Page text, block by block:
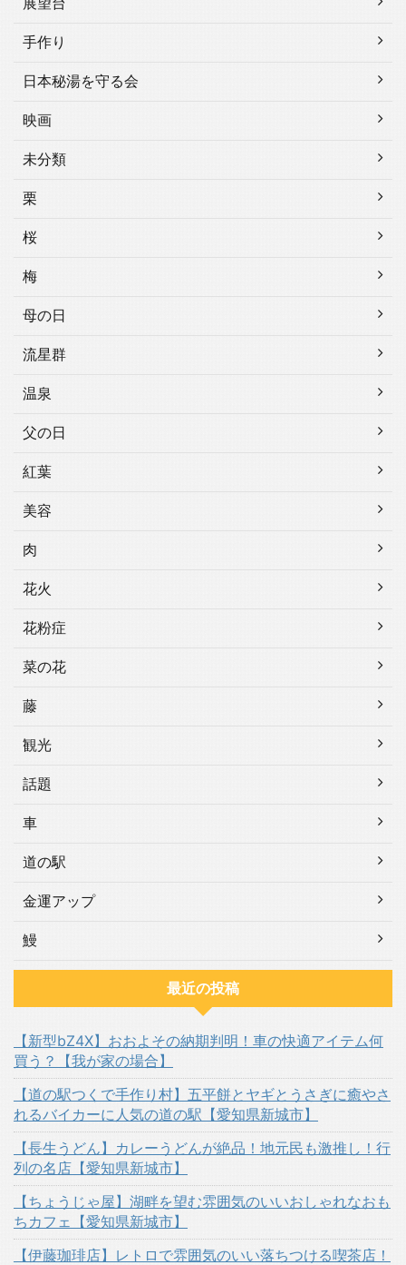
手作り
日本秘湯を守る会
映画
未分類
栗
桜
梅
母の日
流星群
温泉
父の日
紅葉
美容
肉
花火
花粉症
菜の花
藤
観光
話題
車
道の駅
金運アップ
鰻
最近の投稿
【新型bZ4X】おおよその納期判明！車の快適アイテム何
買う？【我が家の場合】
【道の駅つくで手作り村】五平餅とヤギとうさぎに癒やさ
れるバイカーに人気の道の駅【愛知県新城市】
【長生うどん】カレーうどんが絶品！地元民も激推し！行
列の名店【愛知県新城市】
【ちょうじゃ屋】湖畔を望む雰囲気のいいおしゃれなおも
ちカフェ【愛知県新城市】
【伊藤珈琲店】レトロで雰囲気のいい落ちつける喫茶店！